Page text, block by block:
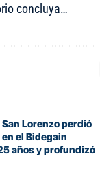
concluya…
Lorenzo perdió
el Bidegain
años y profundizó